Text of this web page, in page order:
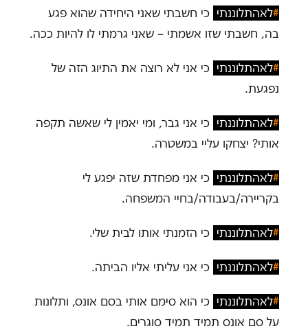
#לאהתלוננתי כי חשבתי שאני היחידה שהוא פגע
בה, חשבתי שזו אשמתי – שאני גרמתי לו להיות ככה.
#לאהתלוננתי כי אני לא רוצה את התיוג הזה של
נפגעת.
#לאהתלוננתי כי אני גבר, ומי יאמין לי שאשה תקפה
אותי? יצחקו עליי במשטרה.
#לאהתלוננתי כי אני מפחדת שזה יפגע לי
בקריירה/בעבודה/בחיי המשפחה.
#לאהתלוננתי כי הזמנתי אותו לבית שלי.
#לאהתלוננתי כי אני עליתי אליו הביתה.
#לאהתלוננתי כי הוא סימם אותי בסם אונס, ותלונות
על סם אונס תמיד תמיד סוגרים.